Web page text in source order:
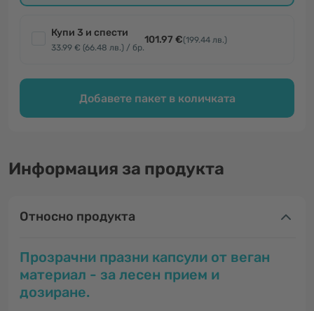
Купи 3 и спести
33.99 € (66.48 лв.) / бр.
101.97 €(199.44 лв.)
Добавете пакет в количката
Информация за продукта
Относно продукта
Прозрачни празни капсули от веган
материал - за лесен прием и
дозиране.